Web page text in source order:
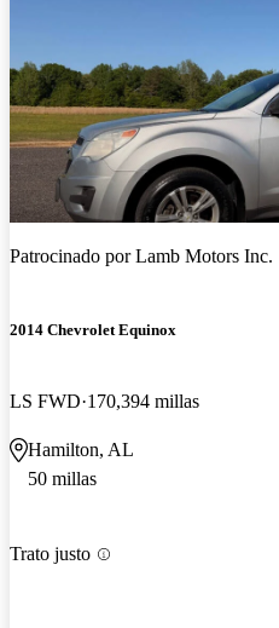
Patrocinado porLamb Motors Inc.
2014 Chevrolet Equinox
LS FWD 170,394 millas
Hamilton, AL
50 millas
Trato justo